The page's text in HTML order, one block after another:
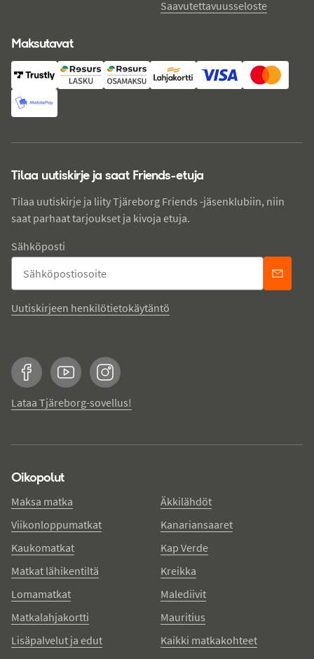
Saavutettavuusseloste
Maksutavat
Tilaa uutiskirje ja saat Friends-etuja
Tilaa uutiskirje ja liity Tjäreborg Friends -jäsenklubiin, niin
saat parhaat tarjoukset ja kivoja etuja.
Sähköposti
Uutiskirjeen henkilötietokäytäntö
FacebookYouTubeInstagram
Lataa Tjäreborg-sovellus!
Oikopolut
Maksa matka
Viikonloppumatkat
Kaukomatkat
Matkat lähikentiltä
Lomamatkat
Matkalahjakortti
Lisäpalvelut ja edut
Äkkilähdöt
Kanariansaaret
Kap Verde
Kreikka
Malediivit
Mauritius
Kaikki matkakohteet